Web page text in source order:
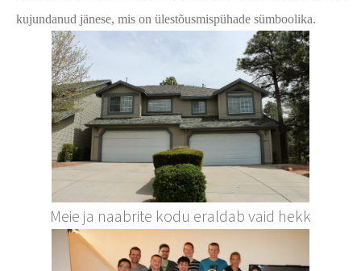
kujundanud jänese, mis on ülestõusmispühade sümboolika.
Meie ja naabrite kodu eraldab vaid hekk